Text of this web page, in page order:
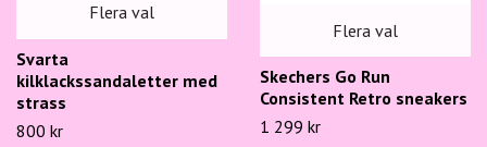
Flera val
Svarta
kilklackssandaletter med
strass
800 kr
Flera val
Skechers Go Run
Consistent Retro sneakers
1 299 kr